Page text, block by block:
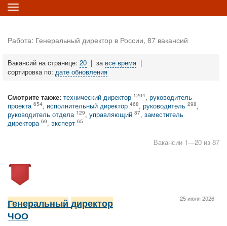
Toggle
navigation
Работа: Генеральный директор в России, 87 вакансий
Вакансий на странице: 20 | за все время |
сортировка по: дате обновления
Смотрите также: технический директор 1204, руководитель
проекта 654, исполнительный директор 468, руководитель 298,
руководитель отдела 129, управляющий 87, заместитель
директора 69, эксперт 65
Вакансии 1—20 из 87
25 июля 2026
Генеральный директор
ЧОО